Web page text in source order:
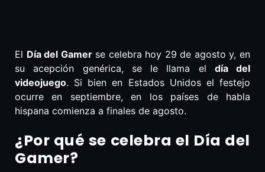
El Día del Gamerse celebra hoy 29 de agosto y, en
su acepción genérica, se le llama el día del
videojuego. Si bien en Estados Unidos el festejo
ocurre en septiembre, en los países de habla
hispana comienza a finales de agosto.
¿Por qué se celebra el Día del
Gamer?